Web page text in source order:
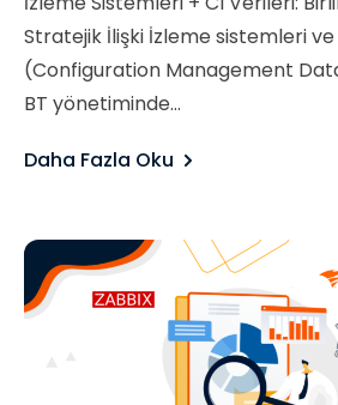
Stratejik İlişki İzleme sistemleri ve
(Configuration Management
BT yönetiminde...
Daha Fazla Oku